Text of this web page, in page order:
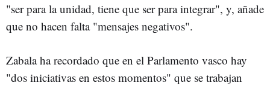
"ser para la unidad, tiene que ser para integrar", y, añade
que no hacen falta "mensajes negativos".
Zabala ha recordado que en el Parlamento vasco hay
"dos iniciativas en estos momentos" que se trabajan